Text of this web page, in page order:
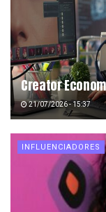
Creator
21/07/2026 - 15:37
INFLUENCIADORES